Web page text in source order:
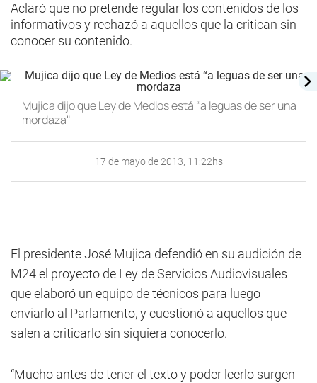
Aclaró que no pretende regular los contenidos de los
informativos y rechazó a aquellos que la critican sin
conocer su contenido.
Mujica dijo que Ley de Medios está “a leguas de ser una
mordaza"
17 de mayo de 2013, 11:22hs
El presidente José Mujica defendió en su audición de
M24 el proyecto de Ley de Servicios Audiovisuales
que elaboró un equipo de técnicos para luego
enviarlo al Parlamento, y cuestionó a aquellos que
salen a criticarlo sin siquiera conocerlo.
“Mucho antes de tener el texto y poder leerlo surgen